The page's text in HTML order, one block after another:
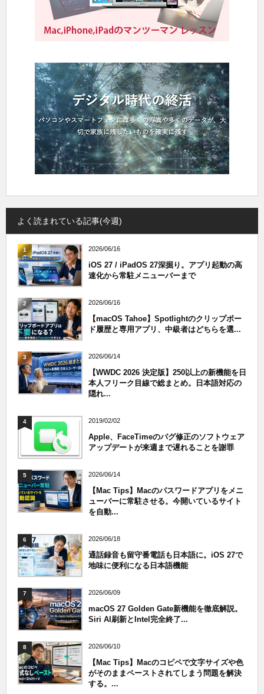
よく読まれている記事(今週)
1 2026/06/16
iOS 27 / iPadOS 27深掘り。アプリ起動の高
速化から常駐メニューバーまで
2 2026/06/16
【macOS Tahoe】Spotlightのクリップボー
ド履歴と専用アプリ、中級者はどちらを選...
3 2026/06/14
【WWDC 2026 決定版】250以上の新機能を日
本人フリーク目線で総まとめ。日本語対応の
隠れ...
4 2019/02/02
Apple、FaceTimeのバグ修正のソフトウェア
アップデートが来週まで遅れることを謝罪
5 2026/06/14
【Mac Tips】Macのパスワードアプリをメニ
ューバーに常駐させる。今開いているサイト
を自動...
6 2026/06/18
通話録音も留守番電話も日本語に。iOS 27で
地味に便利になる日本語機能
7 2026/06/09
macOS 27 Golden Gate新機能を徹底解説。
Siri AI刷新とIntel完全終了...
8 2026/06/10
【Mac Tips】Macのコピペで文字サイズや色
がそのままペーストされてしまう問題を解決
する。...